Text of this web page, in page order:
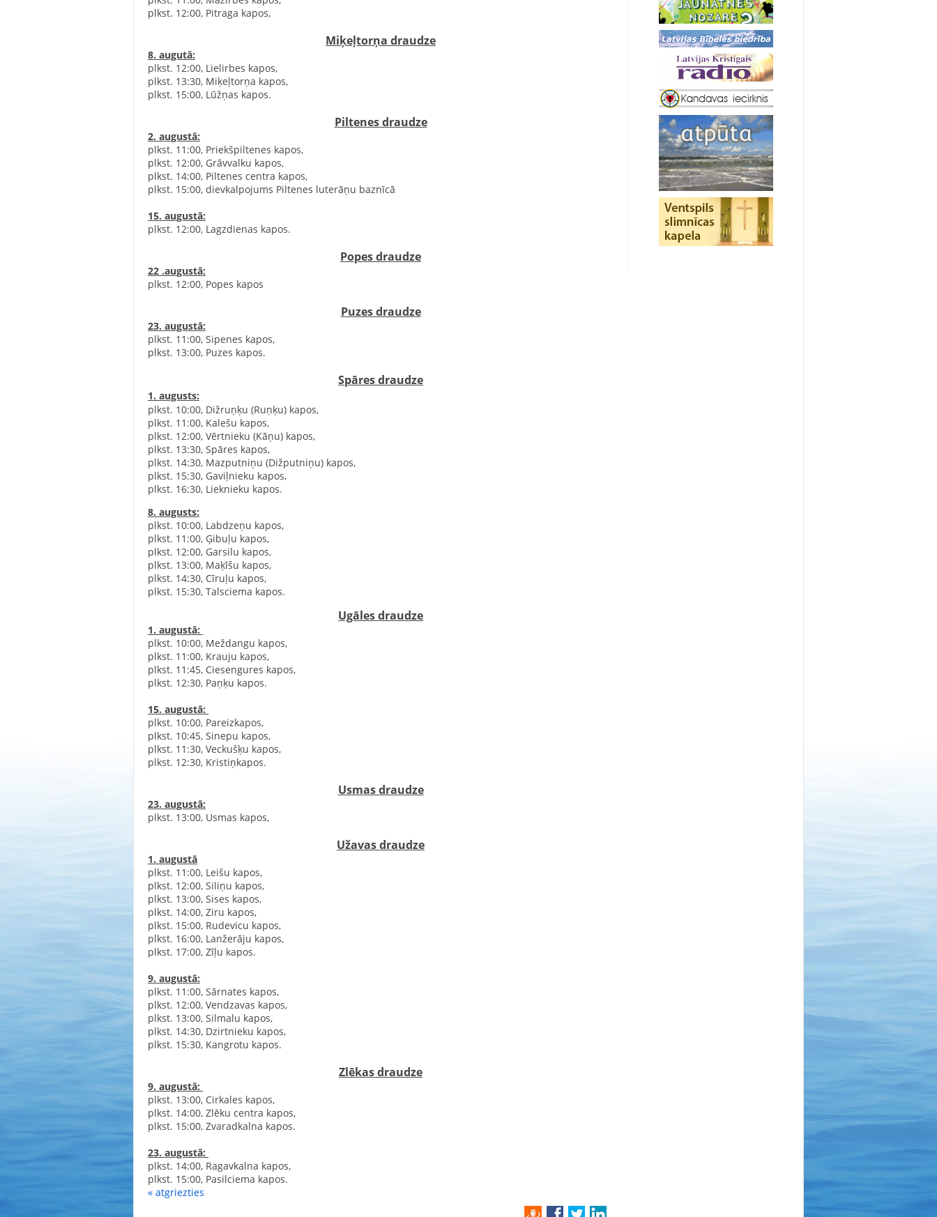
‌plkst. 12:00, Pitraga kapos, ‍‍‍ ‍‍
Miķeļtorņa draudze
8. augutā:
‌plkst. 12:00, Lielirbes kapos, ‍
‌plkst. 13:30, Miķeļtorņa kapos, ‍
‌plkst. 15:00, Lūžņas kapos. ‍‍
Piltenes draudze
2. augustā:
‌plkst. 11:00, Priekšpiltenes kapos, ‍
‌plkst. 12:00, Grāvvalku kapos, ‍
‌plkst. 14:00, Piltenes centra kapos,
‌plkst. 15:00, dievkalpojums Piltenes luterāņu baznīcā ‍
1‍5. augustā:
‍‍plkst. 12:00, Lagzdienas kapos.‍ ‍‍
Popes draudze
22 .augustā:
‌plkst. 12:00, Popes kapos ‍‍
Puzes draudze
23. augustā:
‌plkst. 11:00, Sipenes kapos,
‌plkst. 13:00, Puzes kapos. ‍ ‍‍ ‍‍
Spāres draudze
1. augusts:
‌plkst. 10:00, Dižruņķu (Ruņķu) kapos,
‌‌plkst. 11:00, Kalešu kapos,
‌‌plkst. 12:00, Vērtnieku (Kāņu) kapos,
‌‌plkst. 13:30, Spāres kapos,
‌‌plkst. 14:30, Mazputniņu (Dižputniņu) kapos,
‌‌plkst. 15:30, Gaviļnieku kapos,
‌‌plkst. 16:30, Lieknieku kapos.
8. augusts:
‌plkst. 10:00, Labdzeņu kapos,
‌plkst. 11:00, Ģibuļu kapos,
‌plkst. 12:00, Garsilu kapos,
‌plkst. 13:00, Maķīšu kapos,
‌plkst. 14:30, Cīruļu kapos,
‌plkst. 15:30, Talsciema kapos.
‌Ugāles draudze
1. augustā:
‌plkst. 10:00, Meždangu kapos, ‍
‌plkst. 11:00, Krauju kapos, ‍
‌plkst. 11:45, Ciesengures kapos, ‍
‌plkst. 12:30, Paņķu kapos.‍‍
15. augustā:
‌plkst. 10:00, Pareizkapos, ‍
‌plkst. 10:45, Sinepu kapos, ‍
‌plkst. 11:30, Veckušķu kapos, ‍
‌plkst. 12:30, Kristiņkapos. ‍‍
Usmas draudze
23. augustā:
‌plkst. 13:00, Usmas kapos, ‍ ‍‍
Užavas draudze
1. augustā
‌plkst. 11:00, Leišu kapos,
‌plkst. 12:00, Siliņu kapos,‍
‌plkst. 13:00, Sises kapos,‍
‌plkst. 14:00, Ziru kapos,‍
‌plkst. 15:00, Rudevicu kapos,‍
‌plkst. 16:00, Lanžerāju kapos,‍
‌plkst. 17:00, Zīļu kapos.‍‍
9. augustā:
‌plkst. 11:00, Sārnates kapos, ‍
‌plkst. 12:00, Vendzavas kapos, ‍
‌plkst. 13:00, Silmalu kapos, ‍
‌plkst. 14:30, Dzirtnieku kapos, ‍
‌plkst. 15:30, Kangrotu kapos. ‍‍ ‍‍
Zlēkas draudze
9. augustā:
‌plkst. 13:00, Cirkales kapos, ‍
‌plkst. 14:00, Zlēku centra kapos, ‍
‌plkst. 15:00, Zvaradkalna kapos. ‍‍
23. augustā:
‌plkst. 14:00, Ragavkalna kapos, ‍
‌plkst. 15:00, Pasilciema kapos.
« atgriezties